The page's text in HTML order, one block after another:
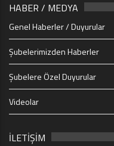
HABER / MEDYA
Genel Haberler / Duyurular
Şubelerimizden Haberler
Şubelere Özel Duyurular
Videolar
İLETİŞİM